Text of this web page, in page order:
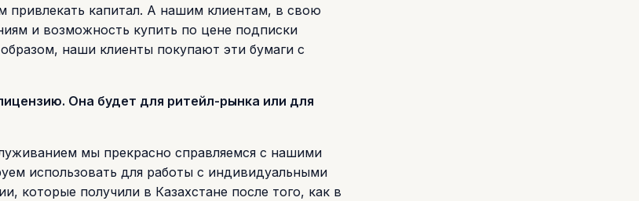
привлекать капитал. А нашим клиентам, в свою
и возможность купить по цене подписки
наши клиенты покупают эти бумаги с
Она будет для ритейл-рынка или для
мы прекрасно справляемся с нашими
использовать для работы с индивидуальными
которые получили в Казахстане после того, как в